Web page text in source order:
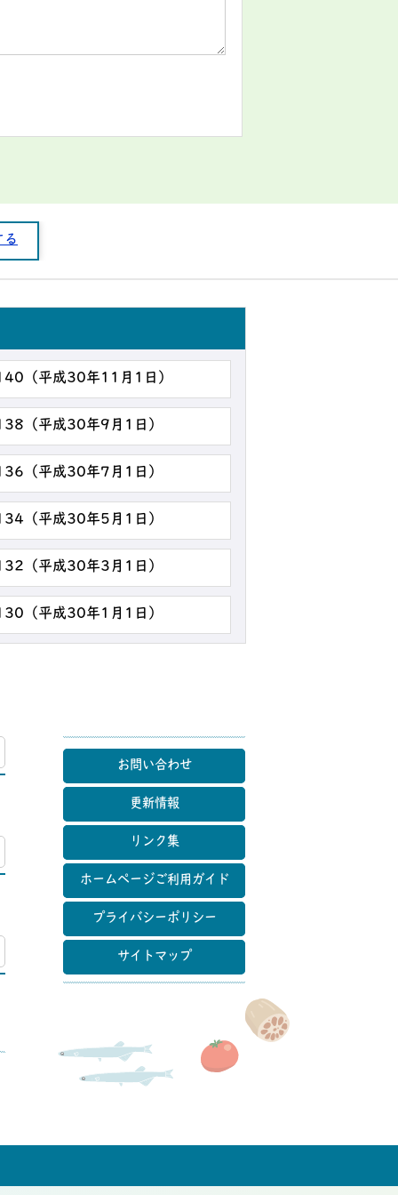
る
（平成30年11月1日）
（平成30年9月1日）
（平成30年7月1日）
（平成30年5月1日）
（平成30年3月1日）
（平成30年1月1日）
マップ
お問い合わせ
更新情報
リンク集
ホームページご利用ガイド
プライバシーポリシー
サイトマップ